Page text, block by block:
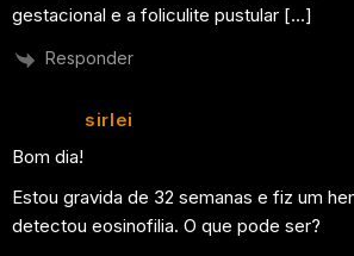
gestacional e a foliculite pustular […]
Responder
sirlei
Bom dia!
Estou gravida de 32 semanas e fiz um
detectou eosinofilia. O que pode ser?